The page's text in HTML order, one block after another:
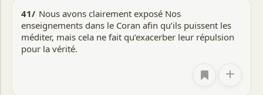
41/ Nous avons clairement exposé Nos
enseignements dans le Coran afin qu’ils puissent les
méditer, mais cela ne fait qu’exacerber leur répulsion
pour la vérité.
+